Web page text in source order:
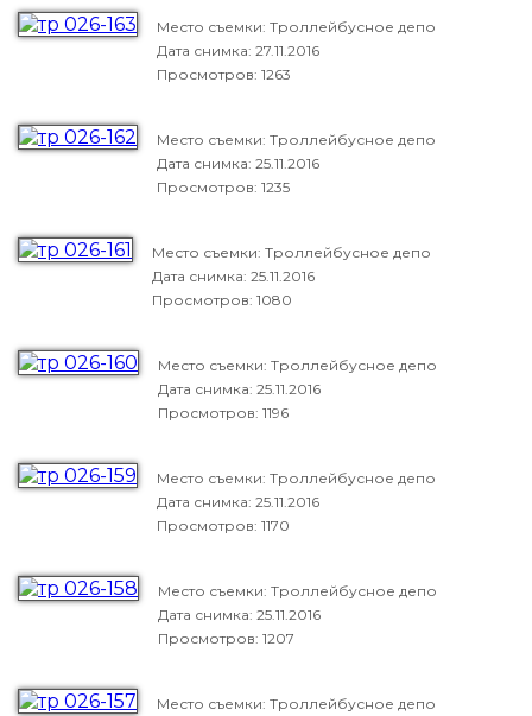
Место съемки: Троллейбусное депо
Дата снимка: 27.11.2016
Просмотров: 1263
Место съемки: Троллейбусное депо
Дата снимка: 25.11.2016
Просмотров: 1235
Место съемки: Троллейбусное депо
Дата снимка: 25.11.2016
Просмотров: 1080
Место съемки: Троллейбусное депо
Дата снимка: 25.11.2016
Просмотров: 1196
Место съемки: Троллейбусное депо
Дата снимка: 25.11.2016
Просмотров: 1170
Место съемки: Троллейбусное депо
Дата снимка: 25.11.2016
Просмотров: 1207
Место съемки: Троллейбусное депо